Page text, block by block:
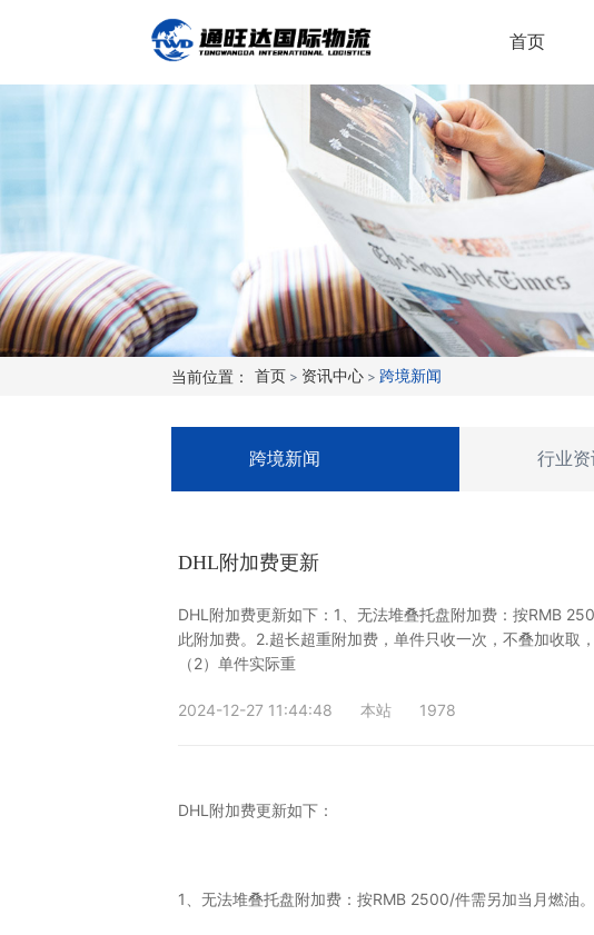
首页
当前位置： 首页 > 资讯中心 >跨境新闻
跨境新闻 行业资
DHL附加费更新
DHL附加费更新如下：1、无法堆叠托盘附加费：按RMB
此附加费。2.超长超重附加费，单件只收一次，不叠加收
（2）单件实际重
2024-12-27 11:44:48 本站 1978
DHL附加费更新如下：
1、无法堆叠托盘附加费：按RMB 2500/件需另加当月燃油